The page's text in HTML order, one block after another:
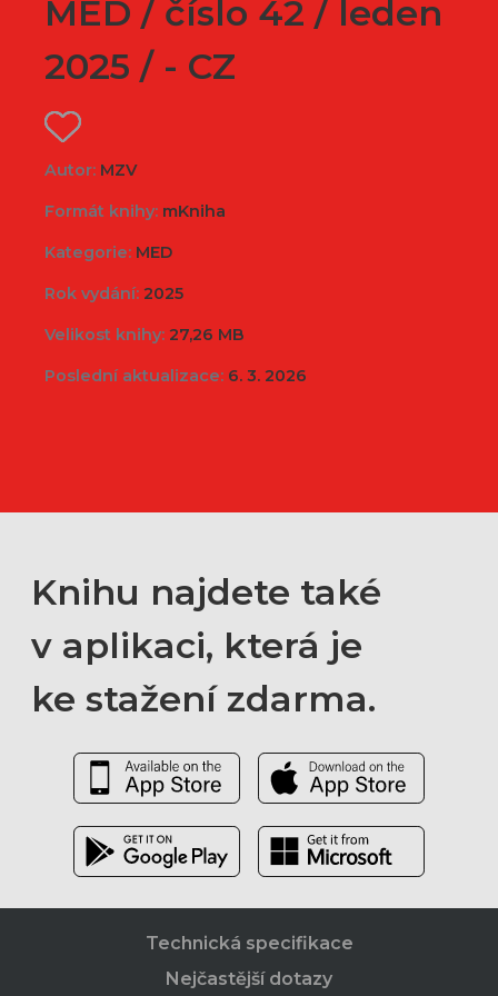
MED / číslo 42 / leden
2025 / - CZ
Autor: MZV
Formát knihy: mKniha
Kategorie: MED
Rok vydání: 2025
Velikost knihy: 27,26 MB
Poslední aktualizace: 6. 3. 2026
Knihu najdete také
v aplikaci, která je
ke stažení zdarma.
Technická specifikace
Nejčastější dotazy